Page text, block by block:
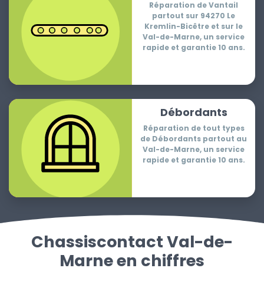
Réparation de Vantail
partout sur 94270 Le
Kremlin-Bicêtre et sur le
Val-de-Marne, un service
rapide et garantie 10 ans.
Débordants
Réparation de tout types
de Débordants partout au
Val-de-Marne, un service
rapide et garantie 10 ans.
Chassiscontact Val-de-
Marne en chiffres